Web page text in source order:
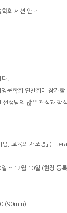
회 세션 안내
다.
문학회 연찬회에 참가할
선생님의 많은 관심과 참
평, 교육의 재조명」
~ 12월 10일 (현장 등
(90min)